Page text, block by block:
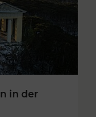
in der